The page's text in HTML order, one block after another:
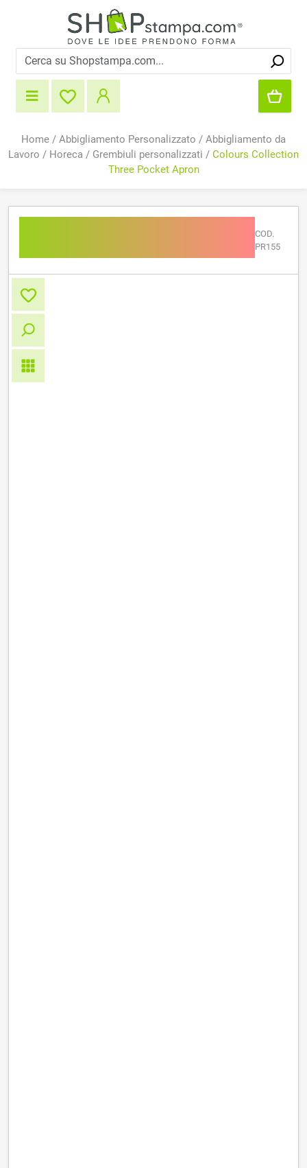
Home / Abbigliamento Personalizzato / Abbigliamento da
Lavoro / Horeca / Grembiuli personalizzati / Colours Collection
Three Pocket Apron
COD.
PR155